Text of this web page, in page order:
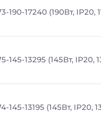
190-17240 (190Вт, IP20,
145-13295 (145Вт, IP20,
145-13195 (145Вт, IP20,